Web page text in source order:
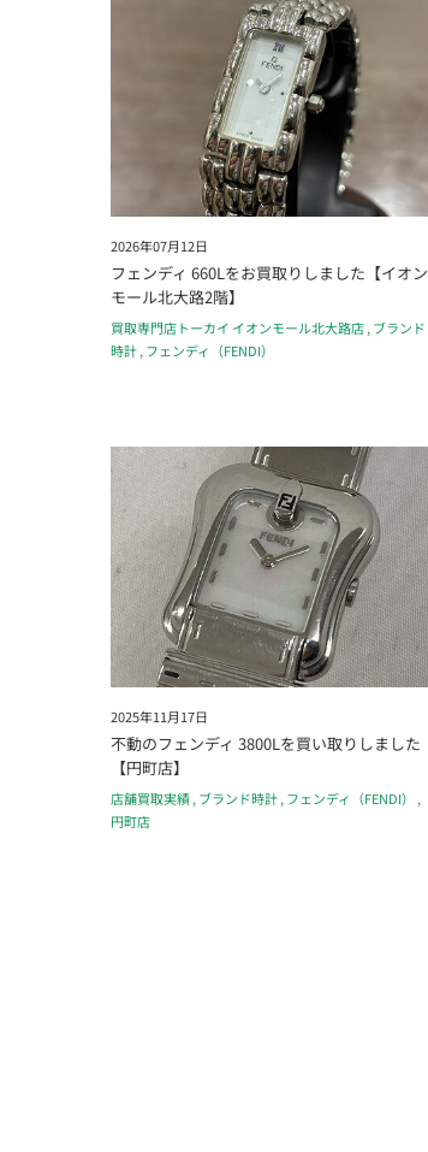
2026年07月12日
フェンディ 660Lをお買取りしました【イオン
モール北大路2階】
買取専門店トーカイ イオンモール北大路店, ブランド
時計, フェンディ（FENDI）
2025年11月17日
不動のフェンディ 3800Lを買い取りしました
【円町店】
店舗買取実績, ブランド時計, フェンディ（FENDI）
,
円町店